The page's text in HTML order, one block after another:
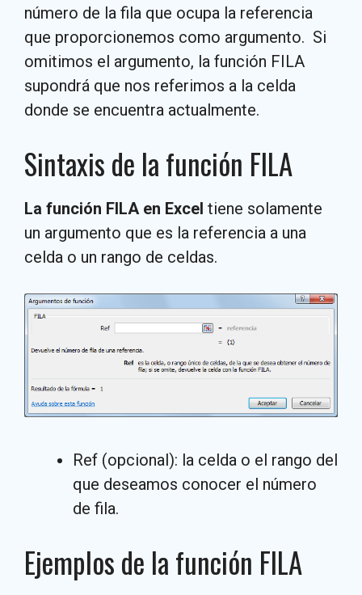
número de la fila que ocupa la referencia
que proporcionemos como argumento. Si
omitimos el argumento, la función FILA
supondrá que nos referimos a la celda
donde se encuentra actualmente.
Sintaxis de la función FILA
La función FILA en Excel tiene solamente
un argumento que es la referencia a una
celda o un rango de celdas.
Ref (opcional): la celda o el rango del
que deseamos conocer el número
de fila.
Ejemplos de la función FILA